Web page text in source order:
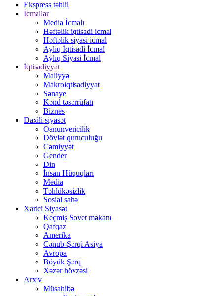
Ekspress təhlil
İcmallar
Media İcmalı
Həftəlik iqtisadi icmal
Həftəlik siyasi icmal
Aylıq İqtisadi İcmal
Aylıq Siyasi İcmal
İqtisadiyyat
Maliyyə
Makroiqtisadiyyat
Sənaye
Kənd təsərrüfatı
Biznes
Daxili siyasət
Qanunvericilik
Dövlət quruculuğu
Cəmiyyət
Gender
Din
İnsan Hüquqları
Media
Təhlükəsizlik
Sosial sahə
Xarici Siyasət
Keçmiş Sovet məkanı
Qafqaz
Amerika
Cənub-Şərqi Asiya
Avropa
Böyük Şərq
Xəzər hövzəsi
Arxiv
Müsahibə